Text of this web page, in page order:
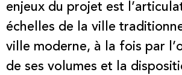
enjeux du projet est
échelles de la ville
ville moderne, à la fois par
de ses volumes et la